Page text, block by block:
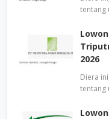
tentang
2026
Diera
tentang